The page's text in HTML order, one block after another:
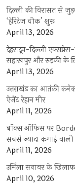
दिल्ली की विरासत से
‘हेरिटेज वीक’ शुरू
April 13, 2026
देहरादून-दिल्ली
सहारनपुर और रुड़की के
April 13, 2026
उत्तराखंड का आतंकी
ऐजेंट रेहान मीर
April 11, 2026
बॉक्स ऑफिस पर
सबसे ज्यादा कमाई
April 11, 2026
उर्मिला सनावर के
April 10, 2026